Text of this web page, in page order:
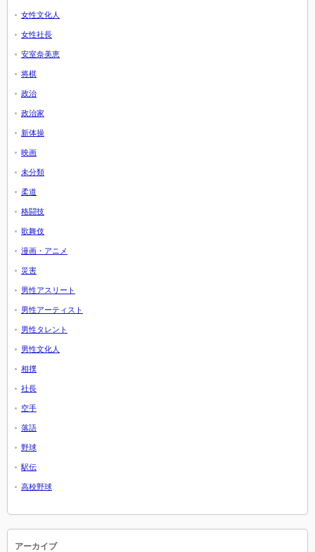
女性文化人
女性社長
安室奈美恵
将棋
政治
政治家
新体操
映画
未分類
柔道
格闘技
歌舞伎
漫画・アニメ
災害
男性アスリート
男性アーティスト
男性タレント
男性文化人
相撲
社長
空手
落語
野球
駅伝
高校野球
アーカイブ